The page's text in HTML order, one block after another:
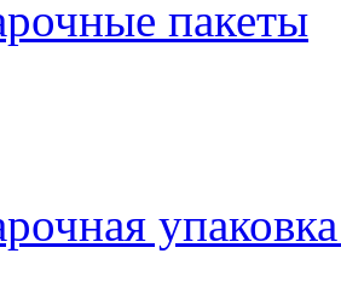
пакеты